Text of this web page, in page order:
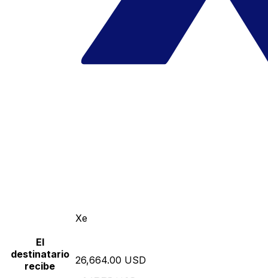
Xe
El
destinatario
recibe
26,664.00 USD